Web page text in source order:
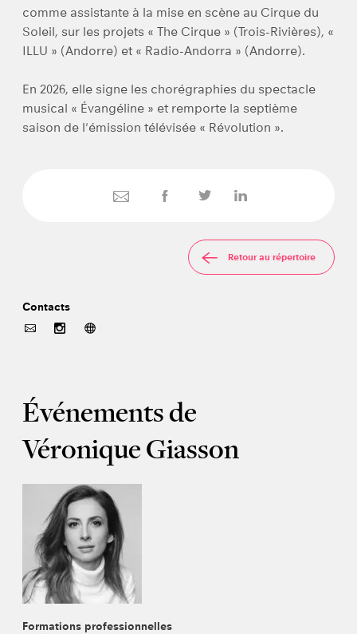
comme assistante à la mise en scène au Cirque du
Soleil, sur les projets « The Cirque » (Trois-Rivières), «
ILLU » (Andorre) et « Radio-Andorra » (Andorre).
En 2026, elle signe les chorégraphies du spectacle
musical « Évangéline » et remporte la septième
saison de l'émission télévisée « Révolution ».
Retour au répertoire
Contacts
Événements de
Véronique Giasson
Formations professionnelles